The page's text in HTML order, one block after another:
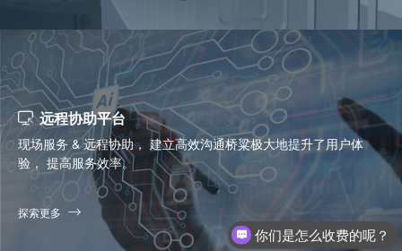
远程协助平台
现场服务 & 远程协助， 建立高效沟通桥粱极大地提升了用户体
验， 提高服务效率。
探索更多 你们是怎么收费的呢？
现在有优惠活动么？